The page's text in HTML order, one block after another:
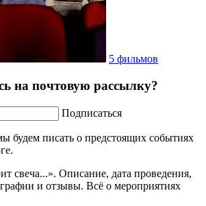
5 фильмов
на почтовую рассылку?
Подписаться
будем писать о предстоящих событиях
свеча...». Описание, дата проведения,
и отзывы. Всё о мероприятиях